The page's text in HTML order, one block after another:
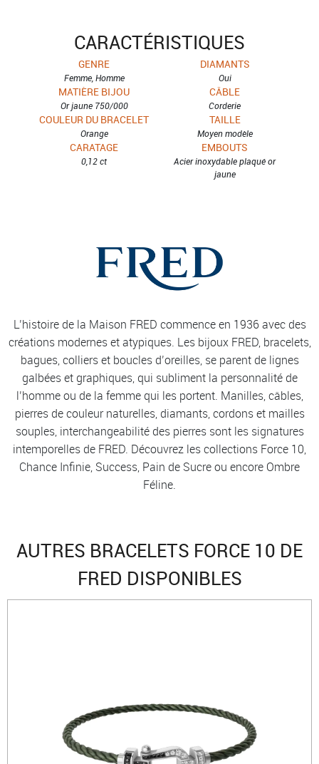
CARACTÉRISTIQUES
GENRE
Femme, Homme
DIAMANTS
Oui
MATIÈRE BIJOU
Or jaune 750/000
CÂBLE
Corderie
COULEUR DU BRACELET
Orange
TAILLE
Moyen modèle
CARATAGE
0,12 ct
EMBOUTS
Acier inoxydable plaqué or
jaune
L’histoire de la Maison FRED commence en 1936 avec des
créations modernes et atypiques. Les bijoux FRED, bracelets,
bagues, colliers et boucles d’oreilles, se parent de lignes
galbées et graphiques, qui subliment la personnalité de
l’homme ou de la femme qui les portent. Manilles, câbles,
pierres de couleur naturelles, diamants, cordons et mailles
souples, interchangeabilité des pierres sont les signatures
intemporelles de FRED. Découvrez les collections Force 10,
Chance Infinie, Success, Pain de Sucre ou encore Ombre
Féline.
AUTRES BRACELETS FORCE 10 DE
FRED DISPONIBLES